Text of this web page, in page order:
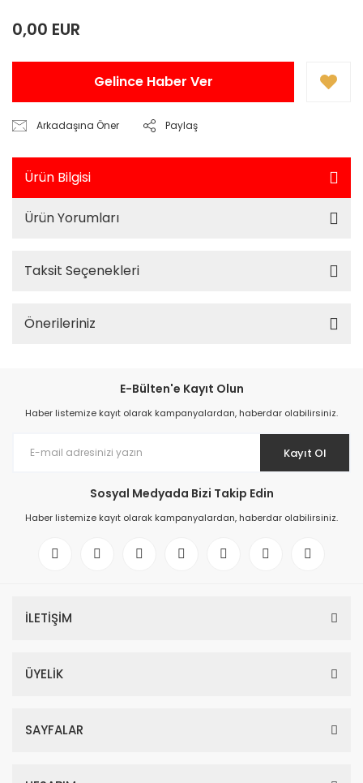
0,00 EUR
Gelince Haber Ver
Arkadaşına Öner Paylaş
Ürün Bilgisi
Ürün Yorumları
Taksit Seçenekleri
Önerileriniz
E-Bülten'e Kayıt Olun
Haber listemize kayıt olarak kampanyalardan, haberdar olabilirsiniz.
Kayıt Ol
Sosyal Medyada Bizi Takip Edin
Haber listemize kayıt olarak kampanyalardan, haberdar olabilirsiniz.
İLETİŞİM
ÜYELİK
SAYFALAR